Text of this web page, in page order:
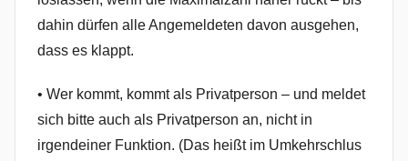
dahin dürfen alle Angemeldeten davon ausgehen,
dass es klappt.
• Wer kommt, kommt als Privatperson – und meldet
sich bitte auch als Privatperson an, nicht in
irgendeiner Funktion. (Das heißt im Umkehrschlus